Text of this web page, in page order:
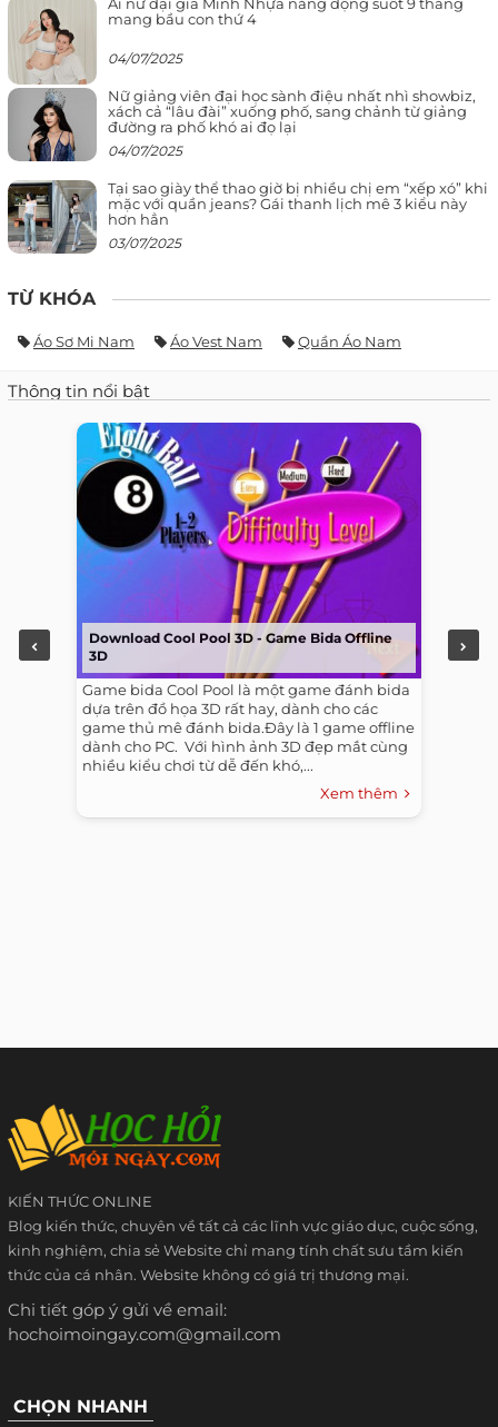
Ái nữ đại gia Minh Nhựa năng động suốt 9 tháng
mang bầu con thứ 4
04/07/2025
Nữ giảng viên đại học sành điệu nhất nhì showbiz,
xách cả “lâu đài” xuống phố, sang chảnh từ giảng
đường ra phố khó ai đọ lại
04/07/2025
Tại sao giày thể thao giờ bị nhiều chị em “xếp xó” khi
mặc với quần jeans? Gái thanh lịch mê 3 kiểu này
hơn hẳn
03/07/2025
TỪ KHÓA
Áo Sơ Mi Nam Áo Vest Nam Quần Áo Nam
Thông tin nổi bật
Download Cool Pool 3D - Game Bida Offline
3D
Game bida Cool Pool là một game đánh bida
dựa trên đồ họa 3D rất hay, dành cho các
game thủ mê đánh bida.Đây là 1 game offline
dành cho PC. ​ Với hình ảnh 3D đẹp mắt cùng
nhiều kiểu chơi từ dễ đến khó,...
Xem thêm
KIẾN THỨC ONLINE
Blog kiến thức, chuyên về tất cả các lĩnh vực giáo dục, cuộc sống,
kinh nghiệm, chia sẻ Website chỉ mang tính chất sưu tầm kiến
thức của cá nhân. Website không có giá trị thương mại.
Chi tiết góp ý gửi về email:
hochoimoingay.com@gmail.com
CHỌN NHANH